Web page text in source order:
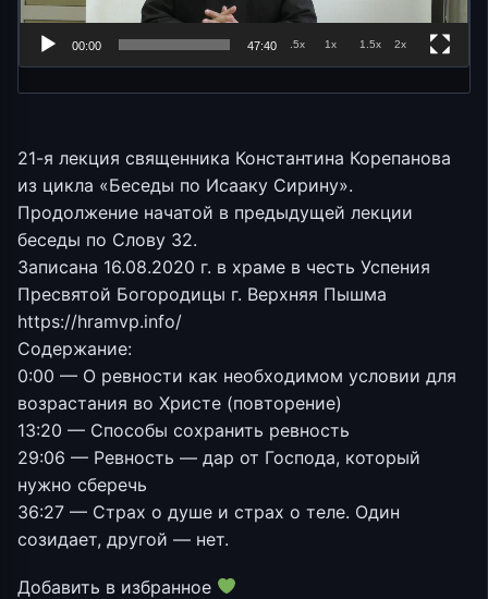
00:00 47:40 .5x 1x 1.5x 2x
21-я лекция священника Константина Корепанова
из цикла «Беседы по Исааку Сирину».
Продолжение начатой в предыдущей лекции
беседы по Слову 32.
Записана 16.08.2020 г. в храме в честь Успения
Пресвятой Богородицы г. Верхняя Пышма
https://hramvp.info/
Содержание:
0:00 — О ревности как необходимом условии для
возрастания во Христе (повторение)
13:20 — Способы сохранить ревность
29:06 — Ревность — дар от Господа, который
нужно сберечь
36:27 — Страх о душе и страх о теле. Один
созидает, другой — нет.
Добавить в избранное